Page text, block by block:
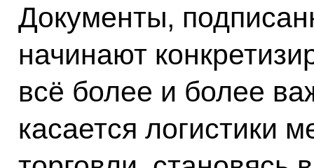
Документы,
начинают
всё более и более
касается логистики